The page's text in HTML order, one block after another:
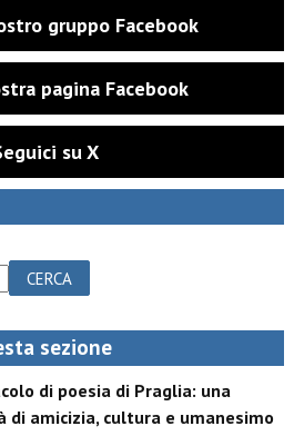
gruppo Facebook
pagina Facebook
su X
CERCA
sezione
di poesia di Praglia: una
di amicizia, cultura e umanesimo